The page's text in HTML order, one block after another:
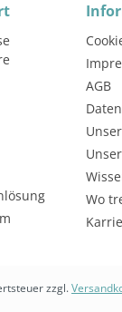
AGB
Wo
zzgl.